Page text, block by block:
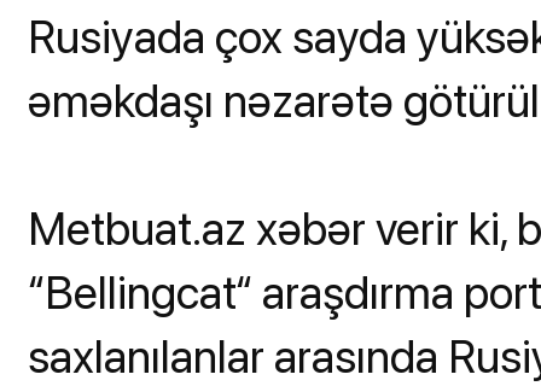
Rusiyada çox sayda
əməkdaşı nəzarətə
Metbuat.az xəbər verir ki,
“Bellingcat“ araşdırma
saxlanılanlar arasında